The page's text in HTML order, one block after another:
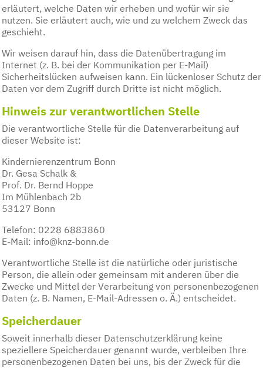
erläutert, welche Daten wir erheben und wofür wir sie
nutzen. Sie erläutert auch, wie und zu welchem Zweck das
geschieht.
Wir weisen darauf hin, dass die Datenübertragung im
Internet (z. B. bei der Kommunikation per E-Mail)
Sicherheitslücken aufweisen kann. Ein lückenloser Schutz der
Daten vor dem Zugriff durch Dritte ist nicht möglich.
Hinweis zur verantwortlichen Stelle
Die verantwortliche Stelle für die Datenverarbeitung auf
dieser Website ist:
Kindernierenzentrum Bonn
Dr. Gesa Schalk &
Prof. Dr. Bernd Hoppe
Im Mühlenbach 2b
53127 Bonn
Telefon: 0228 6883860
E-Mail: info@knz-bonn.de
Verantwortliche Stelle ist die natürliche oder juristische
Person, die allein oder gemeinsam mit anderen über die
Zwecke und Mittel der Verarbeitung von personenbezogenen
Daten (z. B. Namen, E-Mail-Adressen o. Ä.) entscheidet.
Speicherdauer
Soweit innerhalb dieser Datenschutzerklärung keine
speziellere Speicherdauer genannt wurde, verbleiben Ihre
personenbezogenen Daten bei uns, bis der Zweck für die